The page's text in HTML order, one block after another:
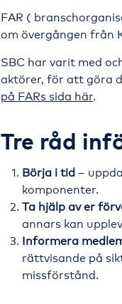
FAR (
om övergången från
SBC har varit med
aktörer, för att göra
på FARs sida här.
Tre råd
Börja i tid –
komponenter.
Ta hjälp av er
annars kan
Informera
rättvisande på
missförstånd.